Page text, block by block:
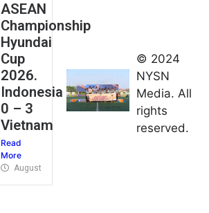
ASEAN
Championship
Hyundai
Cup
2026.
Indonesia
0 – 3
Vietnam
Read
More
August 4, 2026
umum
Kejurnas
Panahan
Junior di
Kudus
© 2024
NYSN
Media. All
rights
reserved.